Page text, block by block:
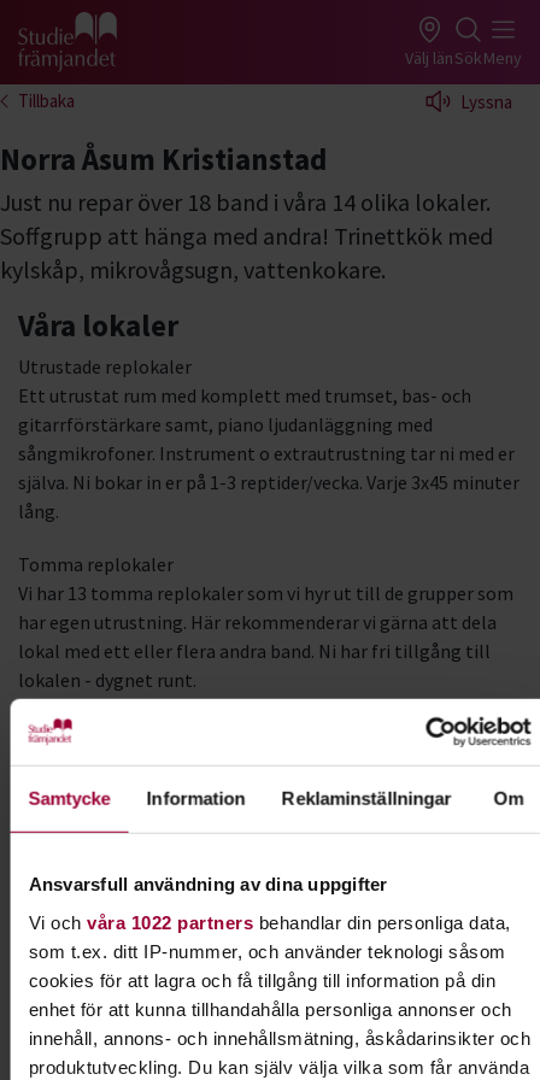
Samtycke Information Reklaminställningar Om
Ansvarsfull användning av dina uppgifter
Vi och våra 1022 partnersbehandlar din personliga data,
som t.ex. ditt IP-nummer, och använder teknologi såsom
cookies för att lagra och få tillgång till information på din
enhet för att kunna tillhandahålla personliga annonser och
innehåll, annons- och innehållsmätning, åskådarinsikter och
produktutveckling. Du kan själv välja vilka som får använda
Gå till studiefrämjandets startsida Välj länSökMeny
Tillbaka Lyssna
Norra Åsum Kristianstad
Just nu repar över 18 band i våra 14 olika lokaler.
Soffgrupp att hänga med andra! Trinettkök med
kylskåp, mikrovågsugn, vattenkokare.
Våra lokaler
Utrustade replokaler
Ett utrustat rum med komplett med trumset, bas- och
gitarrförstärkare samt, piano ljudanläggning med
sångmikrofoner. Instrument o extrautrustning tar ni med er
själva. Ni bokar in er på 1-3 reptider/vecka. Varje 3x45 minuter
lång.
Tomma replokaler
Vi har 13 tomma replokaler som vi hyr ut till de grupper som
har egen utrustning. Här rekommenderar vi gärna att dela
lokal med ett eller flera andra band. Ni har fri tillgång till
lokalen - dygnet runt.
Jämställdhet
musikverksamheten och erbjuder grupper med minst 50 %
kvinnor, transpersoner eller icke binära företräde till
Priser
Utrustat rum 1 tid/vecka: 250kr/månad
Tom replokal: 1850 kr/månad
Starta en studiecirkel